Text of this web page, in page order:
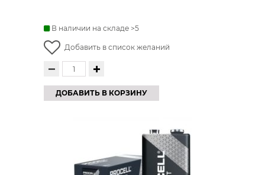
В наличии на складе >5
Добавить в список желаний
ДОБАВИТЬ В КОРЗИНУ